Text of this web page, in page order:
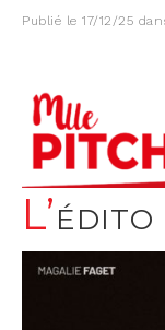
Publié le 17/12/25
L’ÉDITO